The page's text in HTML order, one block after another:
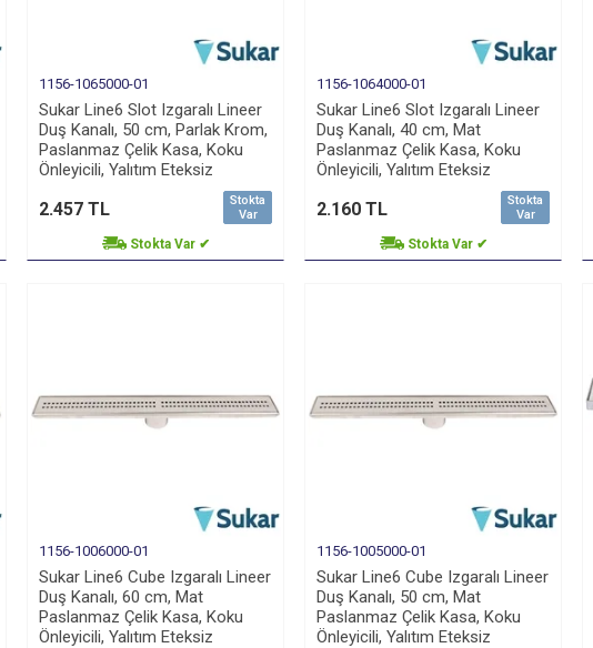
1156-1065000-01
Sukar Line6 Slot Izgaralı Lineer
Duş Kanalı, 50 cm, Parlak Krom,
Paslanmaz Çelik Kasa, Koku
Önleyicili, Yalıtım Eteksiz
Stokta
Var
2.457 TL
Stokta Var ✔
1156-1064000-01
Sukar Line6 Slot Izgaralı Lineer
Duş Kanalı, 40 cm, Mat
Paslanmaz Çelik Kasa, Koku
Önleyicili, Yalıtım Eteksiz
Stokta
Var
2.160 TL
Stokta Var ✔
1156-1006000-01
Sukar Line6 Cube Izgaralı Lineer
Duş Kanalı, 60 cm, Mat
Paslanmaz Çelik Kasa, Koku
Önleyicili, Yalıtım Eteksiz
1156-1005000-01
Sukar Line6 Cube Izgaralı Lineer
Duş Kanalı, 50 cm, Mat
Paslanmaz Çelik Kasa, Koku
Önleyicili, Yalıtım Eteksiz